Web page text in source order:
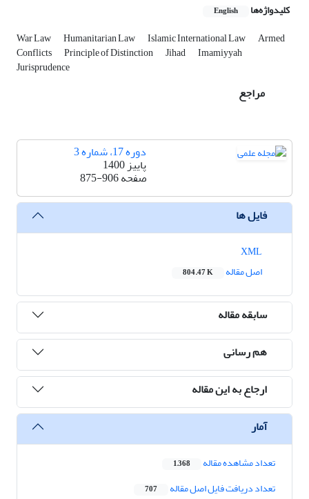
کلیدواژه‌ها English
War Law Humanitarian Law Islamic International Law Armed
Conflicts Principle of Distinction Jihad Imamiyyah
Jurisprudence
مراجع
دوره 17، شماره 3
پاییز 1400
صفحه875-906
فایل ها
اصل مقاله
804.47 K
سابقه مقاله
هم رسانی
ارجاع به این مقاله
آمار
تعداد مشاهده مقاله 1,368
تعداد دریافت فایل اصل مقاله 707